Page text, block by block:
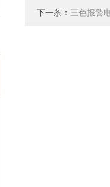
下一条： 三色报警